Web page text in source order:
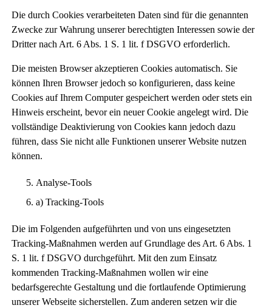
Die durch Cookies verarbeiteten Daten sind für die genannten
Zwecke zur Wahrung unserer berechtigten Interessen sowie der
Dritter nach Art. 6 Abs. 1 S. 1 lit. f DSGVO erforderlich.
Die meisten Browser akzeptieren Cookies automatisch. Sie
können Ihren Browser jedoch so konfigurieren, dass keine
Cookies auf Ihrem Computer gespeichert werden oder stets ein
Hinweis erscheint, bevor ein neuer Cookie angelegt wird. Die
vollständige Deaktivierung von Cookies kann jedoch dazu
führen, dass Sie nicht alle Funktionen unserer Website nutzen
können.
Analyse-Tools
a) Tracking-Tools
Die im Folgenden aufgeführten und von uns eingesetzten
Tracking-Maßnahmen werden auf Grundlage des Art. 6 Abs. 1
S. 1 lit. f DSGVO durchgeführt. Mit den zum Einsatz
kommenden Tracking-Maßnahmen wollen wir eine
bedarfsgerechte Gestaltung und die fortlaufende Optimierung
unserer Webseite sicherstellen. Zum anderen setzen wir die